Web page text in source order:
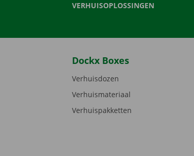
VERHUISOPLOSSINGEN
Dockx Boxes
Verhuisdozen
Verhuismateriaal
Verhuispakketten